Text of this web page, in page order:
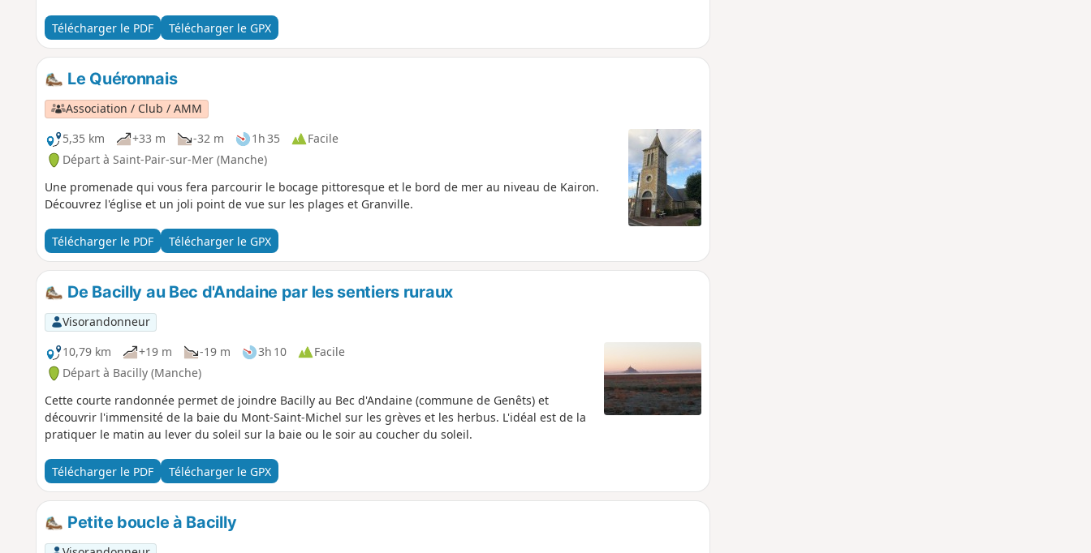
Télécharger le PDF Télécharger le GPX
Le Quéronnais
Association / Club / AMM
5,35 km
+33 m -32 m 1h 35
Facile
Départ à Saint-Pair-sur-Mer (Manche)
Une promenade qui vous fera parcourir le bocage pittoresque et le bord de mer au niveau de Kairon.
Découvrez l'église et un joli point de vue sur les plages et Granville.
Télécharger le PDF Télécharger le GPX
De Bacilly au Bec d'Andaine par les sentiers ruraux
Visorandonneur
10,79 km
+19 m -19 m 3h 10
Facile
Départ à Bacilly (Manche)
Cette courte randonnée permet de joindre Bacilly au Bec d'Andaine (commune de Genêts) et
découvrir l'immensité de la baie du Mont-Saint-Michel sur les grèves et les herbus. L'idéal est de la
pratiquer le matin au lever du soleil sur la baie ou le soir au coucher du soleil.
Télécharger le PDF Télécharger le GPX
Petite boucle à Bacilly